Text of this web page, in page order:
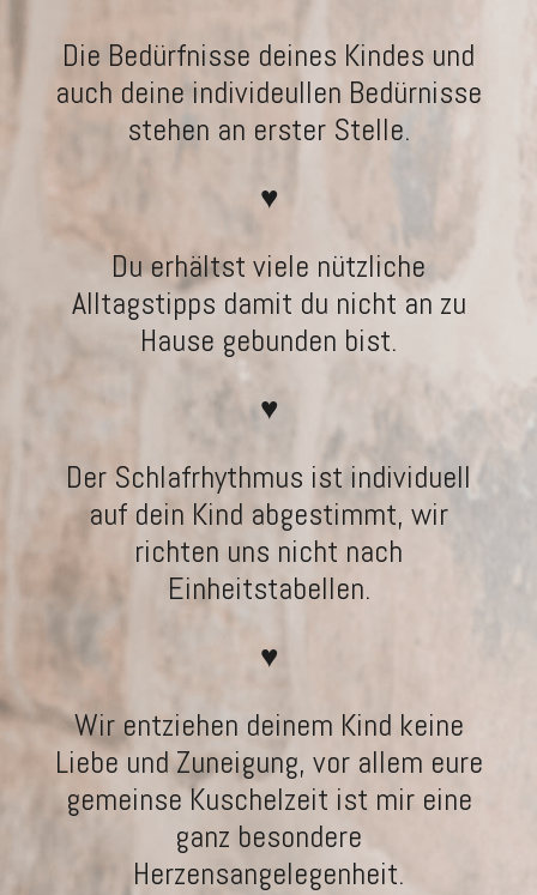
Die Bedürfnisse deines Kindes und
auch deine individeullen Bedürnisse
stehen an erster Stelle.
♥
Du erhältst viele nützliche
Alltagstipps damit du nicht an zu
Hause gebunden bist.
♥
Der Schlafrhythmus ist individuell
auf dein Kind abgestimmt, wir
richten uns nicht nach
Einheitstabellen.
♥
Wir entziehen deinem Kind keine
Liebe und Zuneigung, vor allem eure
gemeinse Kuschelzeit ist mir eine
ganz besondere
Herzensangelegenheit.